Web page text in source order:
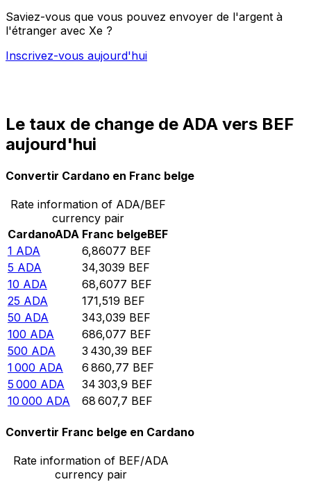
Saviez-vous que vous pouvez envoyer de l'argent à
l'étranger avec Xe ?
Inscrivez-vous aujourd'hui
Le taux de change de ADA vers BEF
aujourd'hui
Convertir Cardano en Franc belge
Rate information of ADA/BEF
currency pair
CardanoADA Franc belgeBEF
1 ADA 6,86077 BEF
5 ADA 34,3039 BEF
10 ADA 68,6077 BEF
25 ADA 171,519 BEF
50 ADA 343,039 BEF
100 ADA 686,077 BEF
500 ADA 3 430,39 BEF
1 000 ADA 6 860,77 BEF
5 000 ADA 34 303,9 BEF
10 000 ADA 68 607,7 BEF
Convertir Franc belge en Cardano
Rate information of BEF/ADA
currency pair